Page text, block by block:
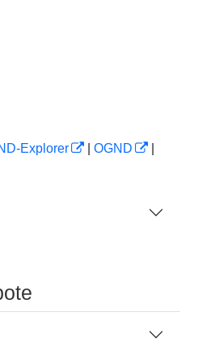
Explorer OGND